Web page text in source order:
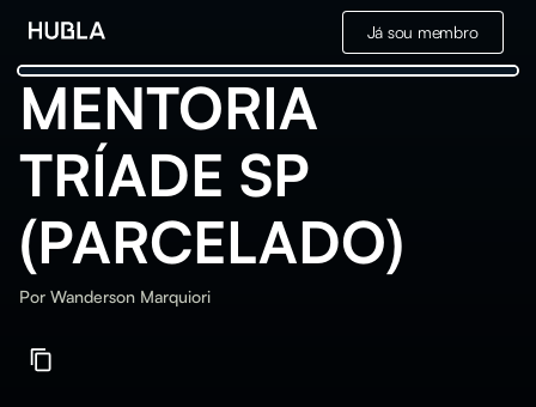
Já sou membro
MENTORIA
TRÍADE SP
(PARCELADO)
Por Wanderson Marquiori